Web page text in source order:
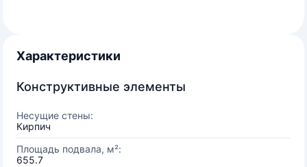
Характеристики
Конструктивные элементы
Несущие стены:
Кирпич
Площадь подвала, м²:
655.7